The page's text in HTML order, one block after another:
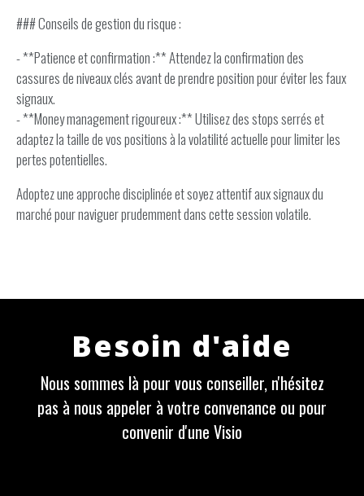
### Conseils de gestion du risque :
- **Patience et confirmation :** Attendez la confirmation des
cassures de niveaux clés avant de prendre position pour éviter les faux
signaux.
- **Money management rigoureux :** Utilisez des stops serrés et
adaptez la taille de vos positions à la volatilité actuelle pour limiter les
pertes potentielles.
Adoptez une approche disciplinée et soyez attentif aux signaux du
marché pour naviguer prudemment dans cette session volatile.
Besoin d'aide
Nous sommes là pour vous conseiller, n'hésitez
pas à nous appeler à votre convenance ou pour
convenir d'une Visio